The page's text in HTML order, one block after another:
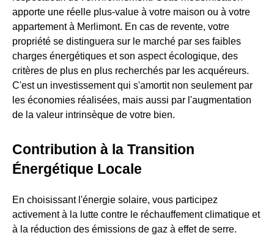
apporte une réelle plus-value à votre maison ou à votre
appartement à Merlimont. En cas de revente, votre
propriété se distinguera sur le marché par ses faibles
charges énergétiques et son aspect écologique, des
critères de plus en plus recherchés par les acquéreurs.
C'est un investissement qui s'amortit non seulement par
les économies réalisées, mais aussi par l'augmentation
de la valeur intrinsèque de votre bien.
Contribution à la Transition
Énergétique Locale
En choisissant l'énergie solaire, vous participez
activement à la lutte contre le réchauffement climatique et
à la réduction des émissions de gaz à effet de serre.